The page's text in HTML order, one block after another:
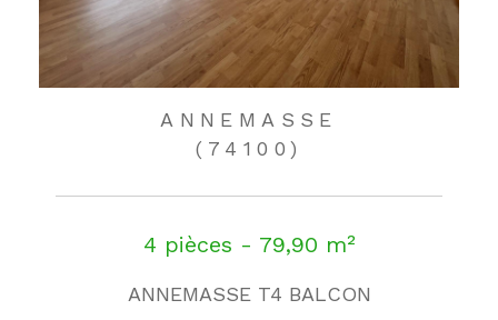
ANNEMASSE
(74100)
4 pièces - 79,90 m²
ANNEMASSE T4 BALCON